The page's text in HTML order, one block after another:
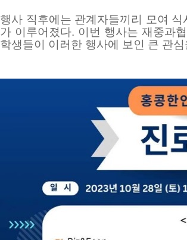
행사 직후에는 관계자들끼리 모여
가 이루어졌다. 이번 행사는 재중과
학생들이 이러한 행사에 보인 큰 관